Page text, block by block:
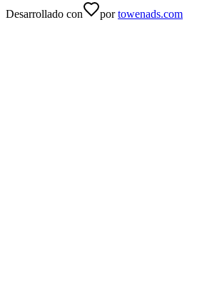
Desarrollado con por towenads.com